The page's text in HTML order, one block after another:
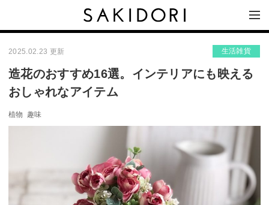
2025.02.23 更新 生活雑貨
造花のおすすめ16選。インテリアにも映える
おしゃれなアイテム
植物 趣味